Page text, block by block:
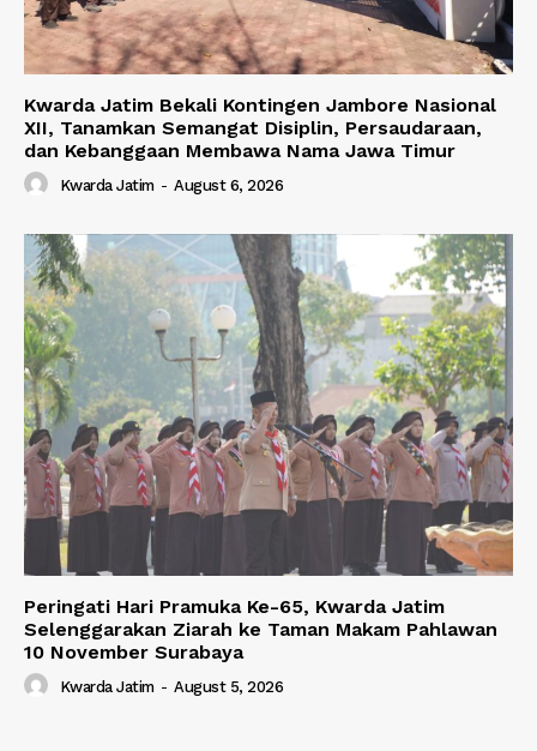
Kwarda Jatim Bekali Kontingen Jambore Nasional
XII, Tanamkan Semangat Disiplin, Persaudaraan,
dan Kebanggaan Membawa Nama Jawa Timur
Kwarda Jatim - August 6, 2026
Peringati Hari Pramuka Ke-65, Kwarda Jatim
Selenggarakan Ziarah ke Taman Makam Pahlawan
10 November Surabaya
Kwarda Jatim - August 5, 2026